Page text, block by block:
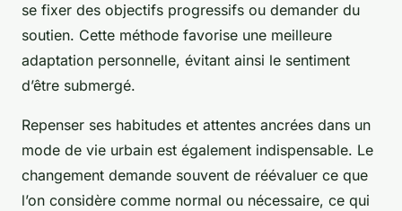
se fixer des objectifs progressifs ou demander du
soutien. Cette méthode favorise une meilleure
adaptation personnelle, évitant ainsi le sentiment
d’être submergé.
Repenser ses habitudes et attentes ancrées dans un
mode de vie urbain est également indispensable. Le
changement demande souvent de réévaluer ce que
l’on considère comme normal ou nécessaire, ce qui